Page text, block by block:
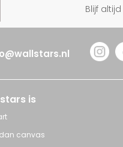
Blijf
is
canvas